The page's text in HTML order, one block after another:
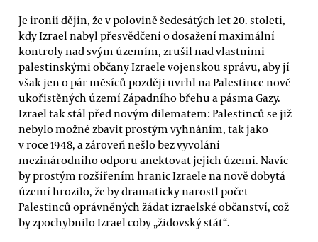
Je ironií dějin, že v polovině šedesátých let 20. století,
kdy Izrael nabyl přesvědčení o dosažení maximální
kontroly nad svým územím, zrušil nad vlastními
palestinskými občany Izraele vojenskou správu, aby jí
však jen o pár měsíců později uvrhl na Palestince nově
ukořistěných území Západního břehu a pásma Gazy.
Izrael tak stál před novým dilematem: Palestinců se již
nebylo možné zbavit prostým vyhnáním, tak jako
v roce 1948, a zároveň nešlo bez vyvolání
mezinárodního odporu anektovat jejich území. Navíc
by prostým rozšířením hranic Izraele na nově dobytá
území hrozilo, že by dramaticky narostl počet
Palestinců oprávněných žádat izraelské občanství, což
by zpochybnilo Izrael coby „židovský stát“.